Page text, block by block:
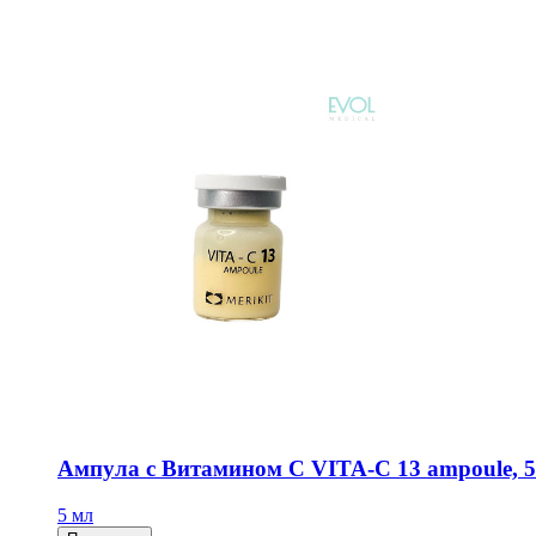
Ампула с Витамином С VITA-C 13 ampoule,
5 мл